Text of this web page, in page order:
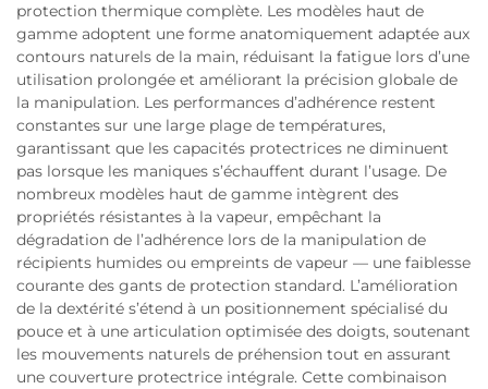
protection thermique complète. Les modèles haut de
gamme adoptent une forme anatomiquement adaptée aux
contours naturels de la main, réduisant la fatigue lors d’une
utilisation prolongée et améliorant la précision globale de
la manipulation. Les performances d’adhérence restent
constantes sur une large plage de températures,
garantissant que les capacités protectrices ne diminuent
pas lorsque les maniques s’échauffent durant l’usage. De
nombreux modèles haut de gamme intègrent des
propriétés résistantes à la vapeur, empêchant la
dégradation de l’adhérence lors de la manipulation de
récipients humides ou empreints de vapeur — une faiblesse
courante des gants de protection standard. L’amélioration
de la dextérité s’étend à un positionnement spécialisé du
pouce et à une articulation optimisée des doigts, soutenant
les mouvements naturels de préhension tout en assurant
une couverture protectrice intégrale. Cette combinaison